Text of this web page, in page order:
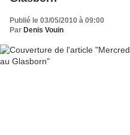
Publié le 03/05/2010 à 09:00
Par Denis Vouin